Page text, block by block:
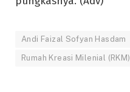
Andi Faizal Sofyan Hasdam
Rumah Kreasi Milenial (RKM)